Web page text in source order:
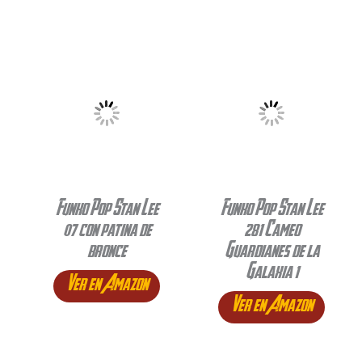
Funko Pop Stan Lee
07 con patina de
bronce
Ver en Amazon
Funko Pop Stan Lee
281 Cameo
Guardianes de la
Galaxia 1
Ver en Amazon